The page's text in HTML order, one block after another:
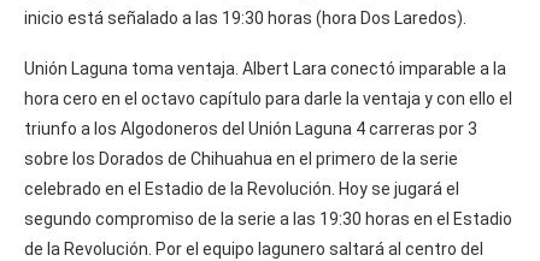
inicio está señalado a las 19:30 horas (hora Dos Laredos).
Unión Laguna toma ventaja. Albert Lara conectó imparable a la
hora cero en el octavo capítulo para darle la ventaja y con ello el
triunfo a los Algodoneros del Unión Laguna 4 carreras por 3
sobre los Dorados de Chihuahua en el primero de la serie
celebrado en el Estadio de la Revolución. Hoy se jugará el
segundo compromiso de la serie a las 19:30 horas en el Estadio
de la Revolución. Por el equipo lagunero saltará al centro del